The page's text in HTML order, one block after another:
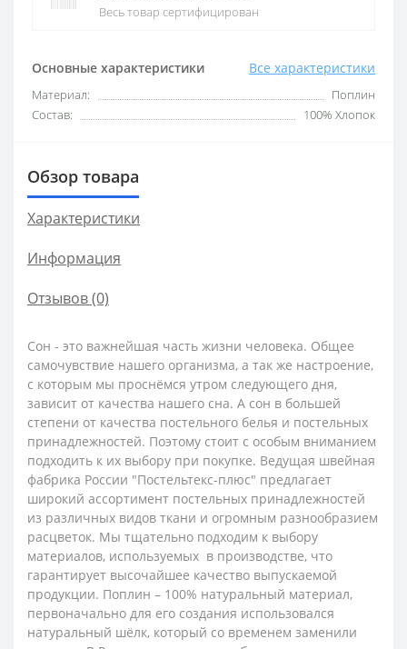
Основные характеристики Все характеристики
Материал:
Поплин
Состав:
100% Хлопок
Весь товар сертифицирован
Обзор товара
Характеристики
Информация
Отзывов (0)
Сон - это важнейшая часть жизни человека. Общее
самочувствие нашего организма, а так же настроение,
с которым мы проснёмся утром следующего дня,
зависит от качества нашего сна. А сон в большей
степени от качества постельного белья и постельных
принадлежностей. Поэтому стоит с особым вниманием
подходить к их выбору при покупке. Ведущая швейная
фабрика России "Постельтекс-плюс" предлагает
широкий ассортимент постельных принадлежностей
из различных видов ткани и огромным разнообразием
расцветок. Мы тщательно подходим к выбору
материалов, используемых в производстве, что
гарантирует высочайшее качество выпускаемой
продукции. Поплин – 100% натуральный материал,
первоначально для его создания использовался
натуральный шёлк, который со временем заменили